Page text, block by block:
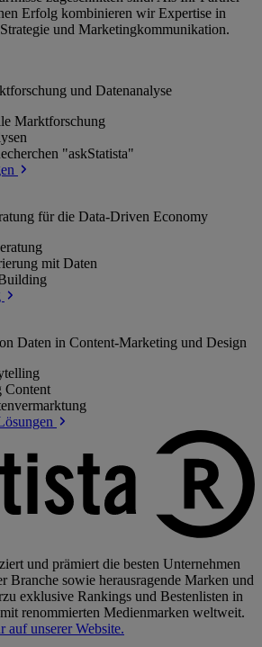
Erfolg kombinieren wir Expertise in
und Marketingkommunikation.
und Datenanalyse
Marktforschung
"askStatista"
für die Data-Driven Economy
mit Daten
Daten in Content-Marketing und Design
Content
und prämiert die besten Unternehmen
Branche sowie herausragende Marken und
exklusive Rankings und Bestenlisten in
renommierten Medienmarken weltweit.
auf unserer Website.